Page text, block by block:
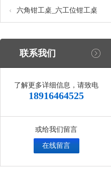
压气动综合实训台
六角钳工桌_六工位钳工桌
联系我们
了解更多详细信息，请致电
18916464525
或给我们留言
在线留言